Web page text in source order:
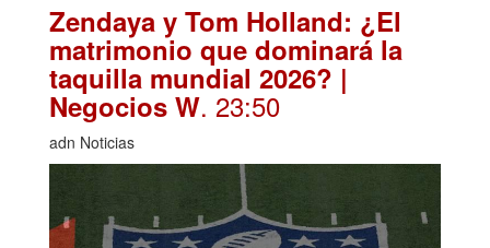
Zendaya y Tom Holland: ¿El
matrimonio que dominará la
taquilla mundial 2026? |
Negocios W. 23:50
adn Noticias